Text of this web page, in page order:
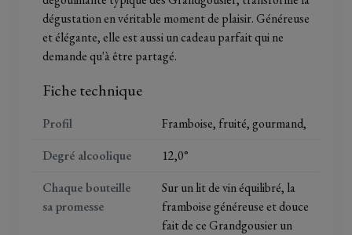
dégustation en véritable moment de plaisir. Généreuse
et élégante, elle est aussi un cadeau parfait qui ne
demande qu'à être partagé.
Fiche technique
Profil
Framboise, fruité, gourmand,
Degré alcoolique
12,0°
Chaque bouteille
sa promesse
Sur un lit de vin équilibré, la
framboise généreuse et douce
fait de ce Grandgousier un